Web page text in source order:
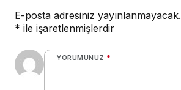
E-posta adresiniz yayınlanmayacak.
* ile işaretlenmişlerdir
YORUMUNUZ *